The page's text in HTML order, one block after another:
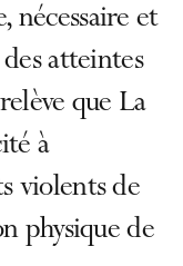
nécessaire et
atteintes
que La
à
violents de
physique de